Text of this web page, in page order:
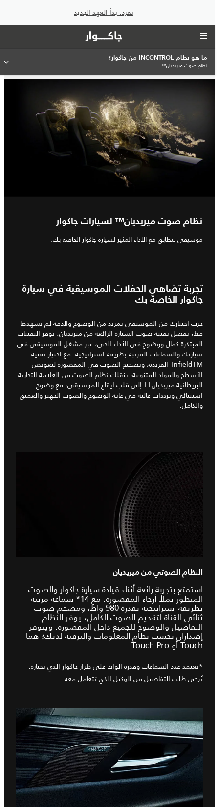
تفرد. بدأ العهد الجديد
ما هو نظام INCONTROL من جاكوار؟
نظام صوت ميريديان™
نظام صوت ميريديان™ لسيارات جاكوار
موسيقى تتطابق مع الأداء المثير لسيارة جاكوار الخاصة بك.
تجربة تضاهي الحفلات الموسيقية في سيارة
جاكوار الخاصة بك
جرب اختيارك من الموسيقى بمزيد من الوضوح والدقة لم تشهدها
قط، بفضل تقنية صوت السيارة الرائعة من ميريديان. توفر التقنيات
المبتكرة كمال ووضوح في الأداء الحي، عبر مشغل الموسيقى في
سيارتك والسماعات المرتبة بطريقة استراتيجية. مع اختيار تقنية
TrifieldTM الفريدة، وتصحيح الصوت في المقصورة لتعويض
الأسطح والمواد المتنوعة، ينقلك نظام الصوت من العلامة التجارية
البريطانية ميريديان†† إلى قلب إيقاع الموسيقى، مع وضوح
استثنائي وترددات عالية في غاية الوضوح والصوت الجهير والعميق
والكامل.
النظام الصوتي من ميريديان
استمتع بتجربة رائعة أثناء قيادة سيارة جاكوار والصوت
المتطور يملأ أرجاء المقصورة. مع 14* سماعة مرتبة
بطريقة استراتيجية بقدرة 980 واط، ومضخم صوت
ثنائي القناة لتقديم الصوت الكامل، يوفر النظام
التفاصيل والوضوح للجميع داخل المقصورة. ويتوفر
إصداران بحسب نظام المعلومات والترفيه لديك؛ هما
Touch أو Touch Pro.
*يعتمد عدد السماعات وقدرة الواط على طراز جاكوار الذي تختاره.
يُرجى طلب التفاصيل من الوكيل الذي تتعامل معه.